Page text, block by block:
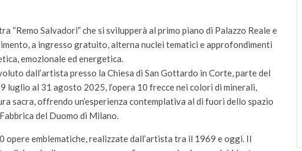
“Remo Salvadori” che si svilupperà al primo piano di Palazzo Reale e
a ingresso gratuito, alterna nuclei tematici e approfondimenti
emozionale ed energetica.
dall’artista presso la Chiesa di San Gottardo in Corte, parte del
luglio al 31 agosto 2025, l’opera 10 frecce nei colori di minerali,
sacra, offrendo un’esperienza contemplativa al di fuori dello spazio
del Duomo di Milano.
opere emblematiche, realizzate dall’artista tra il 1969 e oggi. Il